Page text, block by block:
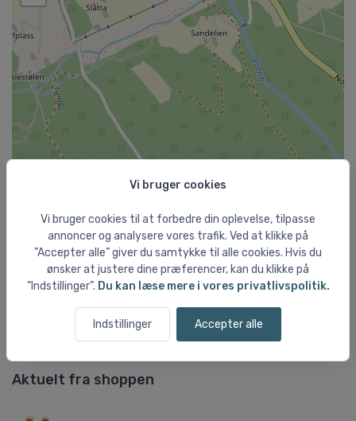
Vi bruger cookies
Vi bruger cookies til at forbedre din oplevelse, tilpasse
annoncer og analysere vores trafik. Ved at klikke på
”Accepter alle” giver du samtykke til alle cookies. Hvis du
ønsker at justere dine præferencer, kan du klikke på
”Indstillinger”. Du kan læse mere i vores privatlivspolitik.
Indstillinger Accepter alle
Aktuelt fra shoppen